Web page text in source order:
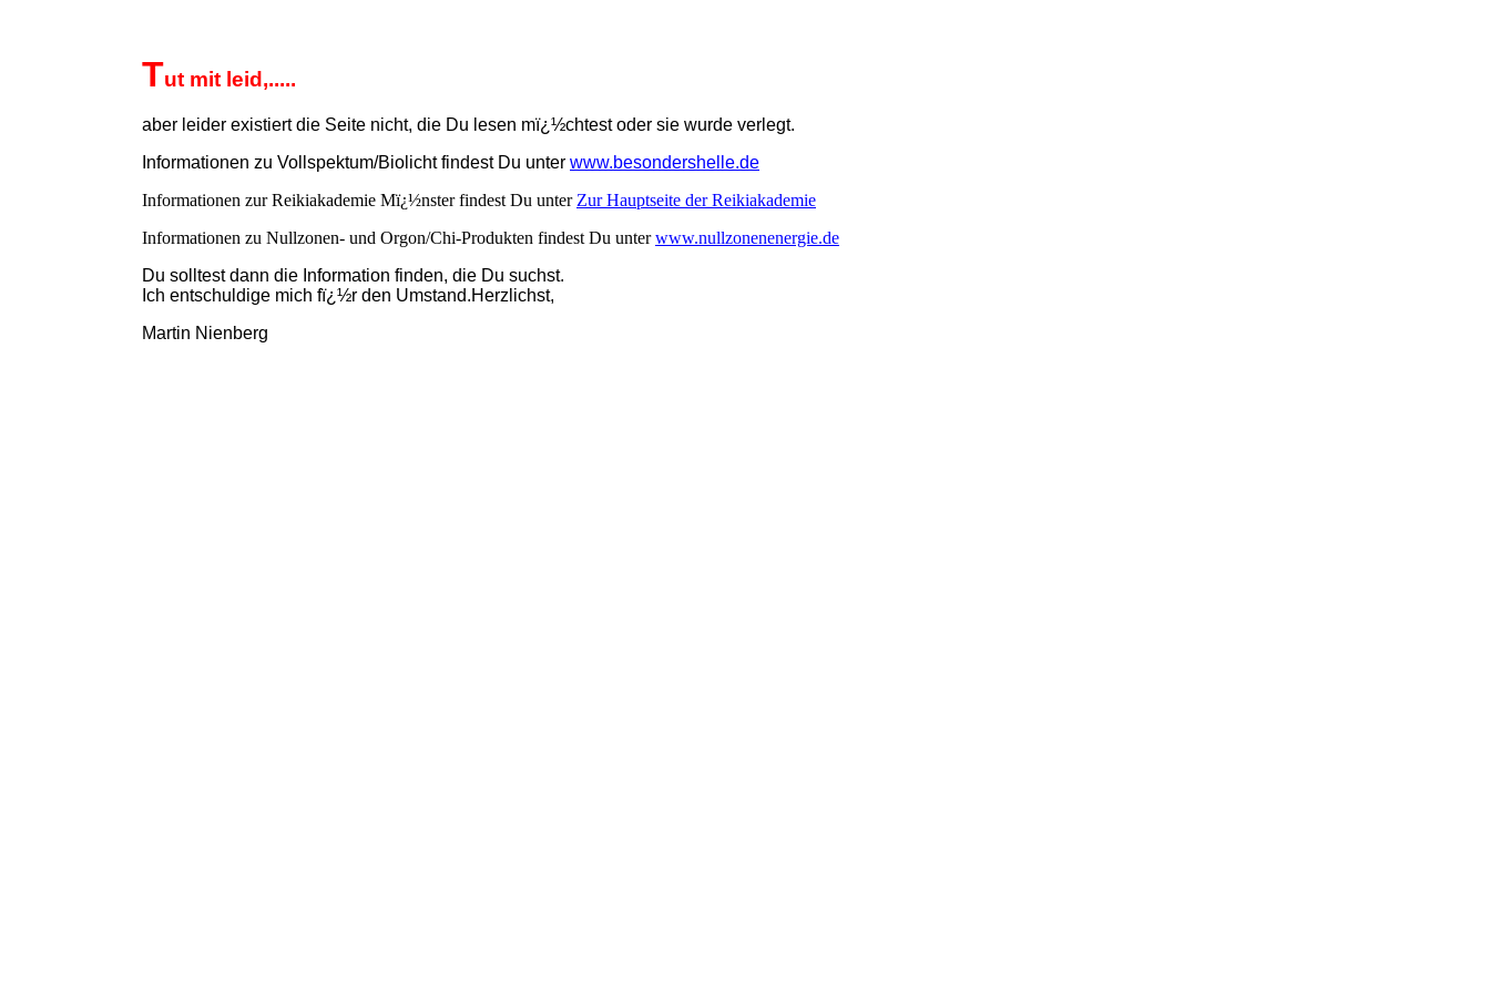
Tut mit leid,.....
aber leider existiert die Seite nicht, die Du lesen mï¿½chtest oder sie wurde verlegt.
Informationen zu Vollspektum/Biolicht findest Du unter www.besondershelle.de
Informationen zur Reikiakademie Mï¿½nster findest Du unterZur Hauptseite der Reikiakademie
Informationen zu Nullzonen- und Orgon/Chi-Produkten findest Du unterwww.nullzonenenergie.de
Du solltest dann die Information finden, die Du suchst.
Ich entschuldige mich fï¿½r den Umstand.Herzlichst,
Martin Nienberg